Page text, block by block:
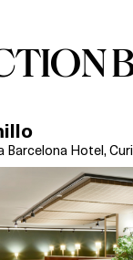
Barcelona Hotel,